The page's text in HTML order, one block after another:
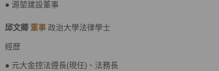
● 源堃建設董事
邱文卿 董事 政治大學法律學士
經歷
● 元大金控法遵長(現任)、法務長